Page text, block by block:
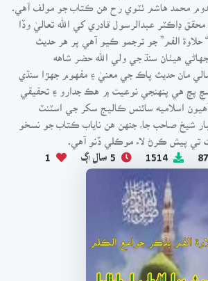
محمد هاشم ٺٽوي رح هن ڪتاب جو مولف آهي.
ڊاڪٽر عبدالرسول قادري کي الله تعاليٰ وڏا
“ حلاوة الفم” جو ترجمو ڪيو آهي پر هر حديث
هيٺان سنڌ جي ولي الله حضر شاهه
مان حديث پاڪ جي معنيٰ ۽ مفهوم جهڙا سنڌي
پچ هي پنهنجي نوعيت ۾ هڪ جدارو ۽ تحقيقي
اسلاميه سائنس ڪاليج سکر جي اسٽنٽ
شيخ صاحب جا، جنهن هن ناياب ڪتاب جو نسخو
تي پيش ڪرڻ لاء موڪلي ڏنو آهي.
1514 5 سال اڳ 1